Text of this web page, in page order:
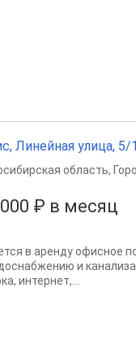
Линейная улица, 5/
₽ в месяц
область,
в аренду офисное
и
интернет,...